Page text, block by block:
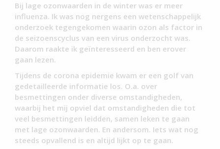
Bij lage ozonwaarden in de winter was er meer
influenza. Ik was nog nergens een wetenschappelijk
onderzoek tegengekomen waarin ozon als factor in
de seizoenscyclus van een virus onderzocht was.
Daarom raakte ik geïnteresseerd en ben erover
gaan lezen.
Tijdens de corona epidemie kwam er een golf van
gedetailleerde informatie los. O.a. over
besmettingen onder diverse omstandigheden,
waarbij het mij opviel dat omstandigheden die tot
veel besmettingen leidden, samen leken te gaan
met lage ozonwaarden. En andersom. Iets wat nog
steeds opvallend is en altijd lijkt op te gaan.